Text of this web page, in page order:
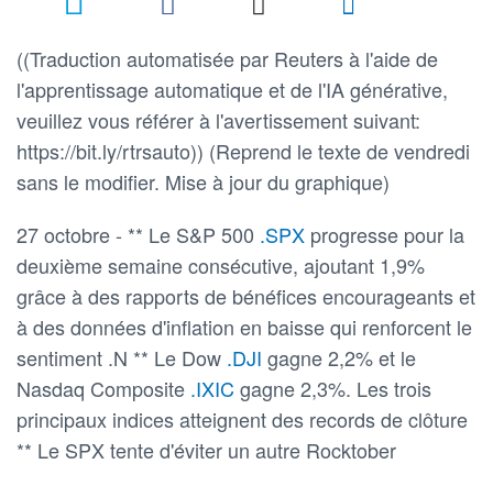
((Traduction automatisée par Reuters à l'aide de
l'apprentissage automatique et de l'IA générative,
veuillez vous référer à l'avertissement suivant:
https://bit.ly/rtrsauto)) (Reprend le texte de vendredi
sans le modifier. Mise à jour du graphique)
27 octobre - ** Le S&P 500 .SPX progresse pour la
deuxième semaine consécutive, ajoutant 1,9%
grâce à des rapports de bénéfices encourageants et
à des données d'inflation en baisse qui renforcent le
sentiment .N ** Le Dow .DJI gagne 2,2% et le
Nasdaq Composite .IXIC gagne 2,3%. Les trois
principaux indices atteignent des records de clôture
** Le SPX tente d'éviter un autre Rocktober